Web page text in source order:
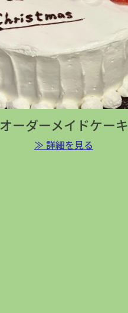
オーダーメイドケーキ
≫ 詳細を見る